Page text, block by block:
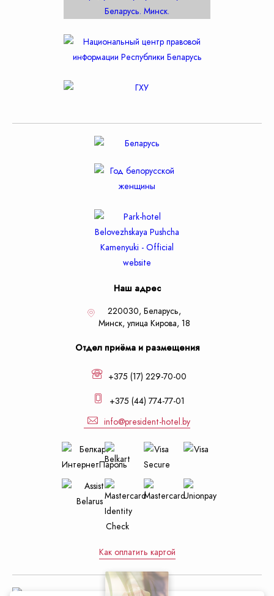
Наш адрес
220030, Беларусь,
Минск, улица Кирова, 18
Отдел приёма и размещения
+375 (17) 229-70-00
+375 (44) 774-77-01
info@president-hotel.by
Как оплатить картой